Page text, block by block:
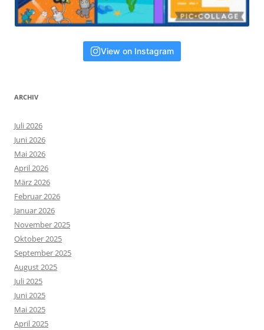
View on Instagram
ARCHIV
Juli 2026
Juni 2026
Mai 2026
April 2026
März 2026
Februar 2026
Januar 2026
November 2025
Oktober 2025
September 2025
August 2025
Juli 2025
Juni 2025
Mai 2025
April 2025